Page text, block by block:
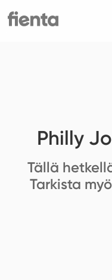
Philly
Tällä
Tarkista